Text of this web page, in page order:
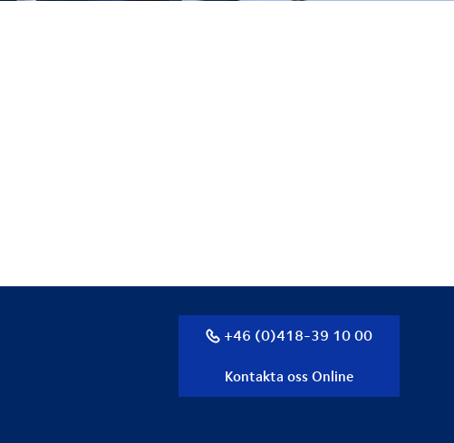
+46 (0)418-39 10 00
Kontakta oss Online